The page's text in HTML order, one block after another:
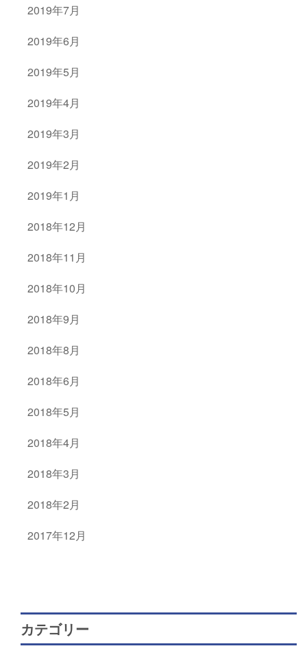
2019年7月
2019年6月
2019年5月
2019年4月
2019年3月
2019年2月
2019年1月
2018年12月
2018年11月
2018年10月
2018年9月
2018年8月
2018年6月
2018年5月
2018年4月
2018年3月
2018年2月
2017年12月
カテゴリー